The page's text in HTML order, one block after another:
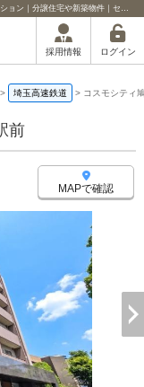
コスモシティ鳩ヶ谷駅前 埼玉県川口市大字辻｜4,280万円の中古マンション｜分譲住宅や新築物件｜センチュリー21ウインズホーム
採用情報 ログイン
> 埼玉高速鉄道 > コスモシティ
前
MAPで確認